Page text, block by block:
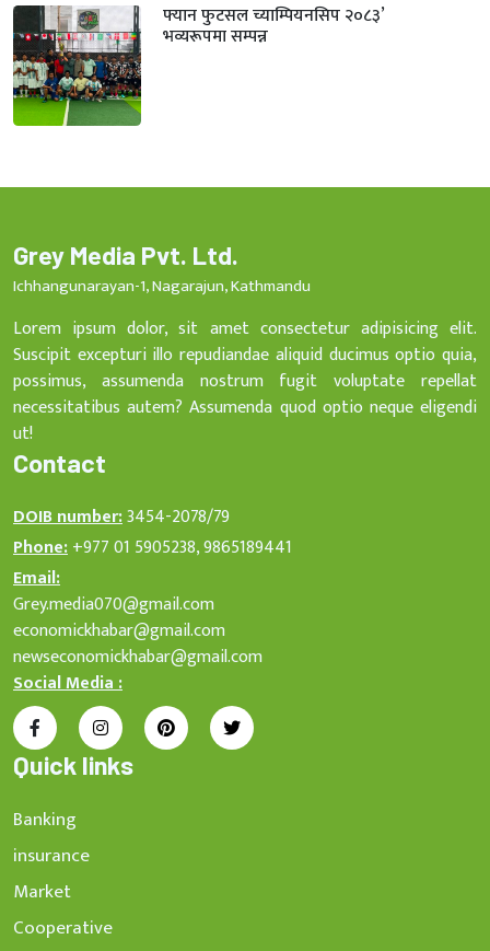
फ्यान फुटसल च्याम्पियनसिप २०८३’
भव्यरूपमा सम्पन्न
Grey Media Pvt. Ltd.
Ichhangunarayan-1, Nagarajun, Kathmandu
Lorem ipsum dolor, sit amet consectetur adipisicing elit.
Suscipit excepturi illo repudiandae aliquid ducimus optio quia,
possimus, assumenda nostrum fugit voluptate repellat
necessitatibus autem? Assumenda quod optio neque eligendi
ut!
Contact
DOIB number:3454-2078/79
Phone:+977 01 5905238, 9865189441
Email:
Grey.media070@gmail.com
economickhabar@gmail.com
newseconomickhabar@gmail.com
Social Media :
Quick links
Banking
insurance
Market
Cooperative